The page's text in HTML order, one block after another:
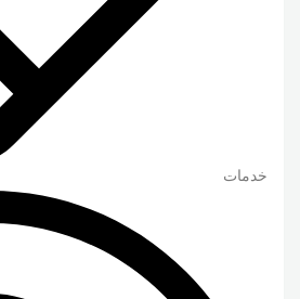
خدمات